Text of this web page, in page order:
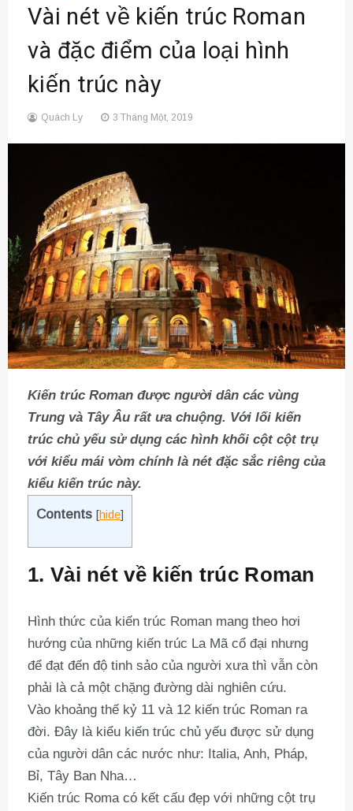
Vài nét về kiến trúc Roman
và đặc điểm của loại hình
kiến trúc này
Quách Ly 3 Tháng Một, 2019
Kiến trúc Roman được người dân các vùng
Trung và Tây Âu rất ưa chuộng. Với lối kiến
trúc chủ yếu sử dụng các hình khối cột cột trụ
với kiểu mái vòm chính là nét đặc sắc riêng của
kiểu kiến trúc này.
Contents [hide]
1. Vài nét về kiến trúc Roman
Hình thức của kiến trúc Roman mang theo hơi
hướng của những kiến trúc La Mã cổ đại nhưng
để đạt đến độ tinh sảo của người xưa thì vẫn còn
phải là cả một chặng đường dài nghiên cứu.
Vào khoảng thế kỷ 11 và 12 kiến trúc Roman ra
đời. Đây là kiểu kiến trúc chủ yếu được sử dụng
của người dân các nước như: Italia, Anh, Pháp,
Bỉ, Tây Ban Nha…
Kiến trúc Roma có kết cấu đẹp với những cột trụ